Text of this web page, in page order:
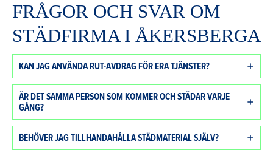
FRÅGOR OCH SVAR OM
STÄDFIRMA I ÅKERSBERGA
KAN JAG ANVÄNDA RUT-AVDRAG FÖR ERA TJÄNSTER?
ÄR DET SAMMA PERSON SOM KOMMER OCH STÄDAR VARJE
GÅNG?
BEHÖVER JAG TILLHANDAHÅLLA STÄDMATERIAL SJÄLV?